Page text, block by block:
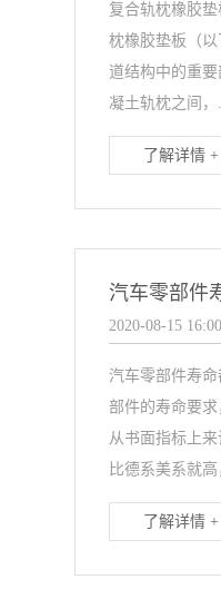
复合轨枕橡胶
枕橡胶垫板（
道结构中的重
凝土轨枕之间，
了解详情 +
2020-08-15
汽车零部件寿
部件的寿命要
从书面指标上
比德系美系就
了解详情 +